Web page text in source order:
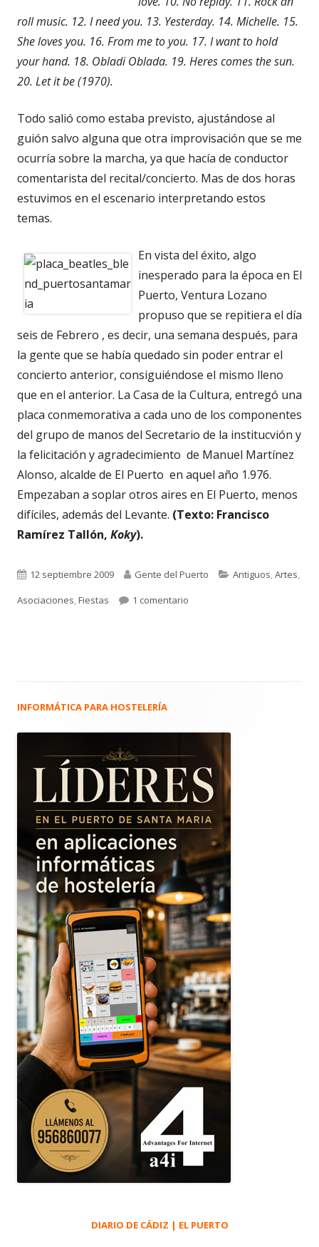
roll music. 12. I need you. 13. Yesterday. 14. Michelle. 15.
She loves you. 16. From me to you. 17. I want to hold
your hand. 18. Obladi Oblada. 19. Heres comes the sun.
20. Let it be (1970).
Todo salió como estaba previsto, ajustándose al
guión salvo alguna que otra improvisación que se me
ocurría sobre la marcha, ya que hacía de conductor
comentarista del recital/concierto. Mas de dos horas
estuvimos en el escenario interpretando estos
temas.
En vista del éxito, algo
inesperado para la época en El
Puerto, Ventura Lozano
propuso que se repitiera el día
seis de Febrero , es decir, una semana después, para
la gente que se había quedado sin poder entrar el
concierto anterior, consiguiéndose el mismo lleno
que en el anterior. La Casa de la Cultura, entregó una
placa conmemorativa a cada uno de los componentes
del grupo de manos del Secretario de la institucvión y
la felicitación y agradecimiento de Manuel Martínez
Alonso, alcalde de El Puerto en aquel año 1.976.
Empezaban a soplar otros aires en El Puerto, menos
difíciles, además del Levante. (Texto: Francisco
Ramírez Tallón, Koky).
Publicado
el
12 septiembre 2009 Autor
Gente del Puerto Categorías
Antiguos Artes
Asociaciones Fiestas 1 comentario
Barra
principal
INFORMÁTICA PARA HOSTELERÍA
DIARIO DE CÁDIZ | EL PUERTO